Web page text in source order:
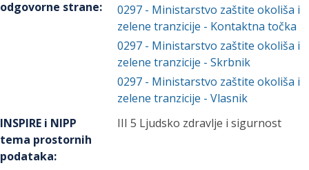
odgovorne strane:
0297 - Ministarstvo zaštite okoliša i
zelene tranzicije - Kontaktna točka
0297 - Ministarstvo zaštite okoliša i
zelene tranzicije - Skrbnik
0297 - Ministarstvo zaštite okoliša i
zelene tranzicije - Vlasnik
INSPIRE i NIPP
tema prostornih
podataka:
III 5 Ljudsko zdravlje i sigurnost